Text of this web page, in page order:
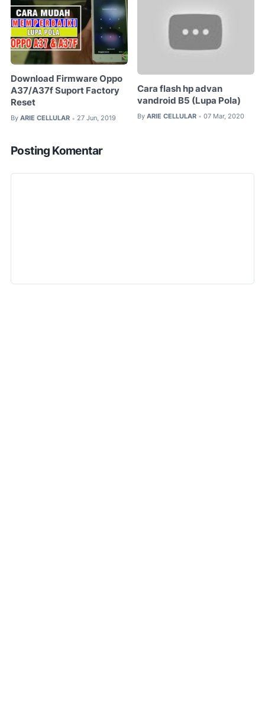
Download Firmware Oppo
A37/A37f Suport Factory
Reset
By ARIE CELLULAR • 27 Jun, 2019
Cara flash hp advan
vandroid B5 (Lupa Pola)
By ARIE CELLULAR • 07 Mar, 2020
Posting Komentar